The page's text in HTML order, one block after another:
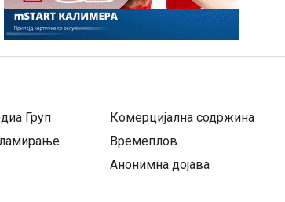
Груп
Комерцијална содржина
Времеплов
Анонимна дојава